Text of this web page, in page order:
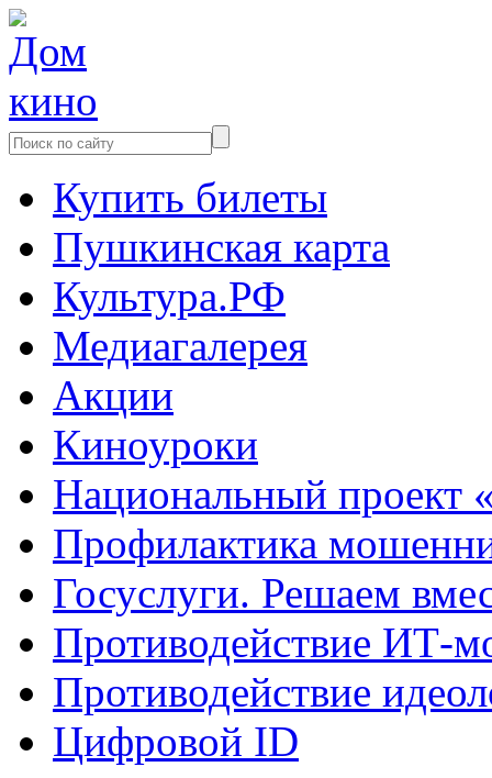
Купить билеты
Пушкинская карта
Культура.РФ
Медиагалерея
Акции
Киноуроки
Национальный проект
Профилактика
Госуслуги. Решаем
Противодействие ИТ-
Противодействие
Цифровой ID